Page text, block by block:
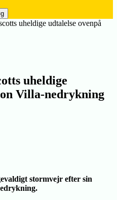
uheldige udtalelse ovenpå
uheldige
Villa-nedrykning
stormvejr efter sin